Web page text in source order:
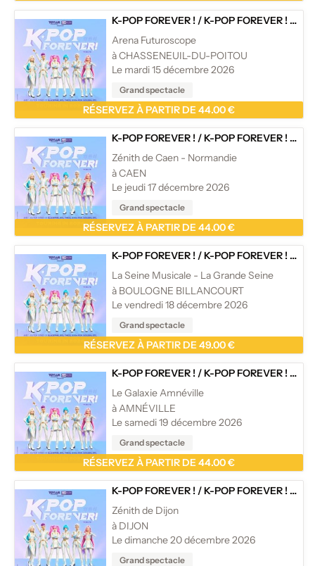
K-POP FOREVER ! /K-POP FOREVER ! - TOURNÉE
Arena Futuroscope
à CHASSENEUIL-DU-POITOU
Le mardi 15 décembre 2026
Grand spectacle
RÉSERVEZ À PARTIR DE 44.00 €
K-POP FOREVER ! /K-POP FOREVER ! - TOURNÉE
Zénith de Caen - Normandie
à CAEN
Le jeudi 17 décembre 2026
Grand spectacle
RÉSERVEZ À PARTIR DE 44.00 €
K-POP FOREVER ! /K-POP FOREVER ! - TOURNÉE
La Seine Musicale - La Grande Seine
à BOULOGNE BILLANCOURT
Le vendredi 18 décembre 2026
Grand spectacle
RÉSERVEZ À PARTIR DE 49.00 €
K-POP FOREVER ! /K-POP FOREVER ! - TOURNÉE
Le Galaxie Amnéville
à AMNÉVILLE
Le samedi 19 décembre 2026
Grand spectacle
RÉSERVEZ À PARTIR DE 44.00 €
K-POP FOREVER ! /K-POP FOREVER ! - TOURNÉE
Zénith de Dijon
à DIJON
Le dimanche 20 décembre 2026
Grand spectacle